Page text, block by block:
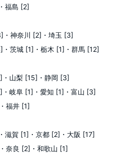
・福島 [2]
・神奈川 [2] ・埼玉 [3]
・茨城 [1] ・栃木 [1] ・群馬 [12]
・山梨 [15] ・静岡 [3]
・岐阜 [1] ・愛知 [1] ・富山 [3]
・福井 [1]
・滋賀 [1] ・京都 [2] ・大阪 [17]
・奈良 [2] ・和歌山 [1]